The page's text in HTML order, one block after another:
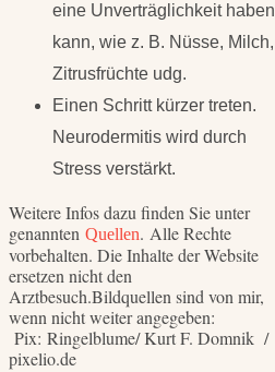
eine Unverträglichkeit haben
kann, wie z. B. Nüsse, Milch,
Zitrusfrüchte udg.
Einen Schritt kürzer treten.
Neurodermitis wird durch
Stress verstärkt.
Weitere Infos dazu finden Sie unter
genannten Quellen. Alle Rechte
vorbehalten. Die Inhalte der Website
ersetzen nicht den
Arztbesuch.Bildquellen sind von mir,
wenn nicht weiter angegeben:
Pix: Ringelblume/ Kurt F. Domnik /
pixelio.de